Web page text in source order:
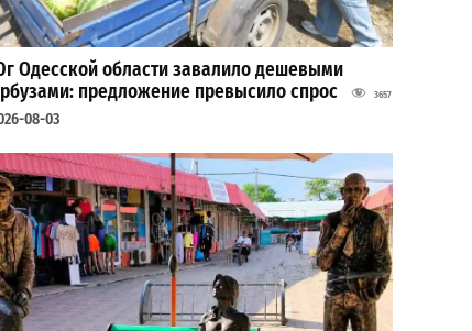
Одесской области завалило дешевыми
предложение превысило спрос
3657
08-03